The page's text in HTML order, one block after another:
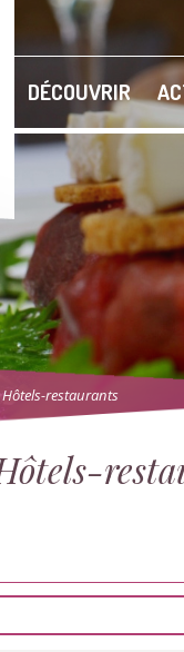
DÉCOUVRIR
restaurants